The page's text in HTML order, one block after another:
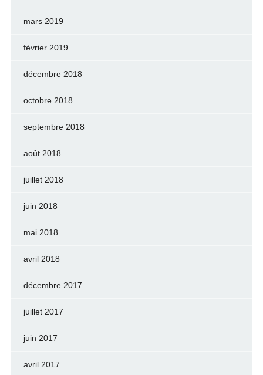
mars 2019
février 2019
décembre 2018
octobre 2018
septembre 2018
août 2018
juillet 2018
juin 2018
mai 2018
avril 2018
décembre 2017
juillet 2017
juin 2017
avril 2017